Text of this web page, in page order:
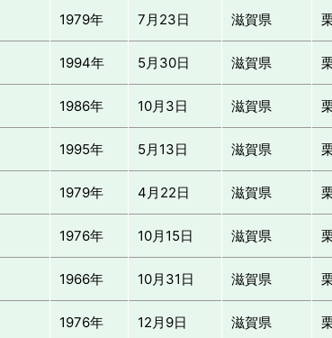
1979年 7月23日 滋賀県
1994年 5月30日 滋賀県
1986年 10月3日 滋賀県
1995年 5月13日 滋賀県
1979年 4月22日 滋賀県
1976年 10月15日 滋賀県
1966年 10月31日 滋賀県
1976年 12月9日 滋賀県